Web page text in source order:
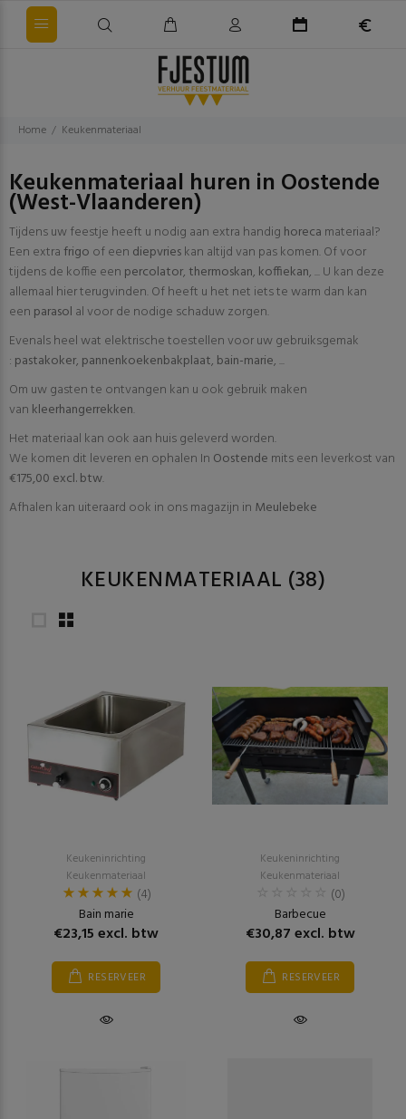
Home Keukenmateriaal
Keukenmateriaal huren in Oostende
(West-Vlaanderen)
Tijdens uw feestje heeft u nodig aan extra handig horeca materiaal?
Een extrafrigo of een diepvrieskan altijd van pas komen. Of voor
tijdens de koffie een percolator, thermoskan, koffiekan, ... U kan deze
allemaal hier terugvinden. Of heeft u het net iets te warm dan kan
een parasol al voor de nodige schaduw zorgen.
Evenals heel wat elektrische toestellen voor uw gebruiksgemak
: pastakoker, pannenkoekenbakplaat, bain-marie, ...
Om uw gasten te ontvangen kan u ook gebruik maken
van kleerhangerrekken.
Het materiaal kan ook aan huis geleverd worden.
We komen dit leveren en ophalen In Oostende mits een leverkost van
€175,00 excl. btw.
Afhalen kan uiteraard ook in ons magazijn in Meulebeke
KEUKENMATERIAAL (38)
Keukeninrichting
Keukenmateriaal
(4)
Bain marie
€23,15 excl. btw
RESERVEER
Keukeninrichting
Keukenmateriaal
(0)
Barbecue
€30,87 excl. btw
RESERVEER